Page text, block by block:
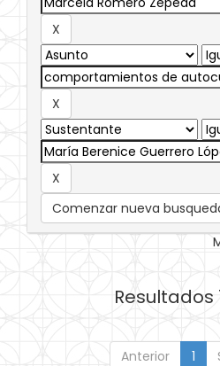
Comenzar nueva
Resultados
Anterior 1